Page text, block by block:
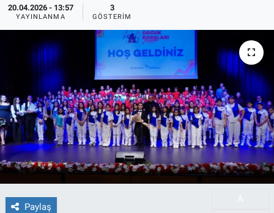
20.04.2026 - 13:57
YAYINLANMA
3
GÖSTERIM
Paylaş
Tüm Haberler
İletişim
Künye
Süper Lig Puan Durumu ve Fikstür
Tüm Manşetler
Son Dakika Haberleri
Haber Arşivi